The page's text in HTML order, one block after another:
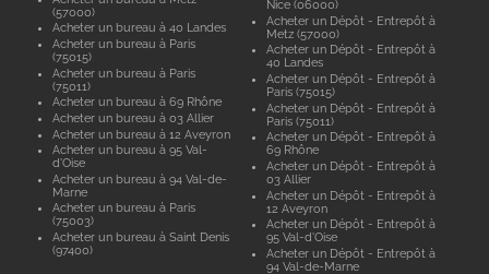
(57000)
Acheter un bureau à 40 Landes
Acheter un bureau à Paris
(75015)
Acheter un bureau à Paris
(75011)
Acheter un bureau à 69 Rhône
Acheter un bureau à 03 Allier
Acheter un bureau à 12 Aveyron
Acheter un bureau à 95 Val-
d'Oise
Acheter un bureau à 94 Val-de-
Marne
Acheter un bureau à Paris
(75003)
Acheter un bureau à Saint Denis
(97400)
Nice (06000)
Acheter un Dépôt - Entrepôt à
Metz (57000)
Acheter un Dépôt - Entrepôt à
40 Landes
Acheter un Dépôt - Entrepôt à
Paris (75015)
Acheter un Dépôt - Entrepôt à
Paris (75011)
Acheter un Dépôt - Entrepôt à
69 Rhône
Acheter un Dépôt - Entrepôt à
03 Allier
Acheter un Dépôt - Entrepôt à
12 Aveyron
Acheter un Dépôt - Entrepôt à
95 Val-d'Oise
Acheter un Dépôt - Entrepôt à
94 Val-de-Marne